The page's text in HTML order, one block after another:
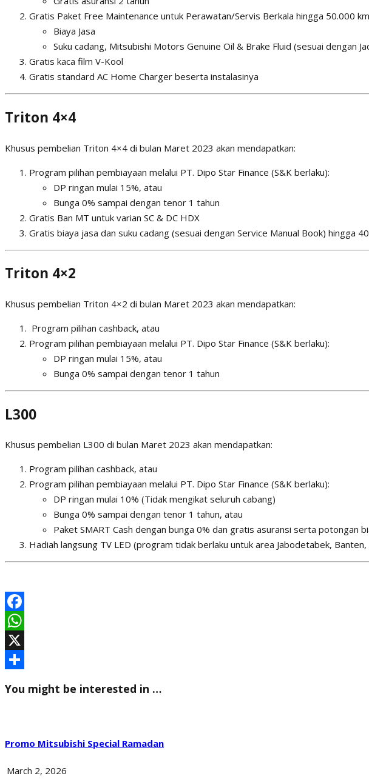
Gratis Paket Free Maintenance untuk Perawatan/Servis Berkala hingga 50.000
Biaya Jasa
Suku cadang, Mitsubishi Motors Genuine Oil & Brake Fluid (sesuai dengan
Gratis kaca film V-Kool
Gratis standard AC Home Charger beserta instalasinya
Triton 4×4
Khusus pembelian Triton 4×4 di bulan Maret 2023 akan mendapatkan:
Program pilihan pembiayaan melalui PT. Dipo Star Finance (S&K berlaku):
DP ringan mulai 15%, atau
Bunga 0% sampai dengan tenor 1 tahun
Gratis Ban MT untuk varian SC & DC HDX
Gratis biaya jasa dan suku cadang (sesuai dengan Service Manual Book) hingga
Triton 4×2
Khusus pembelian Triton 4×2 di bulan Maret 2023 akan mendapatkan:
Program pilihan cashback, atau
Program pilihan pembiayaan melalui PT. Dipo Star Finance (S&K berlaku):
DP ringan mulai 15%, atau
Bunga 0% sampai dengan tenor 1 tahun
L300
Khusus pembelian L300 di bulan Maret 2023 akan mendapatkan:
Program pilihan cashback, atau
Program pilihan pembiayaan melalui PT. Dipo Star Finance (S&K berlaku):
DP ringan mulai 10% (Tidak mengikat seluruh cabang)
Bunga 0% sampai dengan tenor 1 tahun, atau
Paket SMART Cash dengan bunga 0% dan gratis asuransi serta potongan
Hadiah langsung TV LED (program tidak berlaku untuk area Jabodetabek,
F
aW
h
p
X
You might be interested in …
Promo Mitsubishi Special Ramadan
March 2, 2026